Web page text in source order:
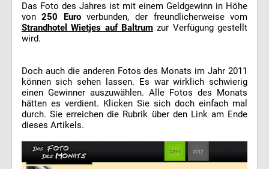
Das Foto des Jahres ist mit einem Geldgewinn in Höhe
von250 Euroverbunden, der freundlicherweise vom
Strandhotel Wietjes auf Baltrumzur Verfügung gestellt
wird.
Doch auch die anderen Fotos des Monats im Jahr 2011
können sich sehen lassen. Es war wirklich schwierig
einen Gewinner auszuwählen. Alle Fotos des Monats
hätten es verdient. Klicken Sie sich doch einfach mal
durch. Sie erreichen die Rubrik über den Link am Ende
dieses Artikels.